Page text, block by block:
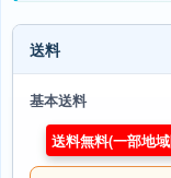
送料
基本送料
送料無料(一部地